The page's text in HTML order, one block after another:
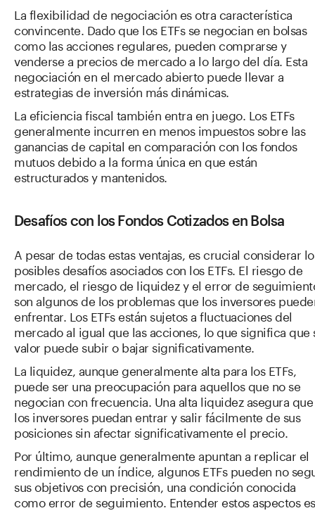
La flexibilidad de negociación es otra característica
convincente. Dado que los ETFs se negocian en bolsas
como las acciones regulares, pueden comprarse y
venderse a precios de mercado a lo largo del día. Esta
negociación en el mercado abierto puede llevar a
estrategias de inversión más dinámicas.
La eficiencia fiscal también entra en juego. Los ETFs
generalmente incurren en menos impuestos sobre las
ganancias de capital en comparación con los fondos
mutuos debido a la forma única en que están
estructurados y mantenidos.
Desafíos con los Fondos Cotizados en Bolsa
A pesar de todas estas ventajas, es crucial considerar
posibles desafíos asociados con los ETFs. El riesgo de
mercado, el riesgo de liquidez y el error de
son algunos de los problemas que los inversores
enfrentar. Los ETFs están sujetos a fluctuaciones del
mercado al igual que las acciones, lo que significa que
valor puede subir o bajar significativamente.
La liquidez, aunque generalmente alta para los ETFs,
puede ser una preocupación para aquellos que no se
negocian con frecuencia. Una alta liquidez asegura que
los inversores puedan entrar y salir fácilmente de sus
posiciones sin afectar significativamente el precio.
Por último, aunque generalmente apuntan a replicar el
rendimiento de un índice, algunos ETFs pueden no
sus objetivos con precisión, una condición conocida
como error de seguimiento. Entender estos aspectos es